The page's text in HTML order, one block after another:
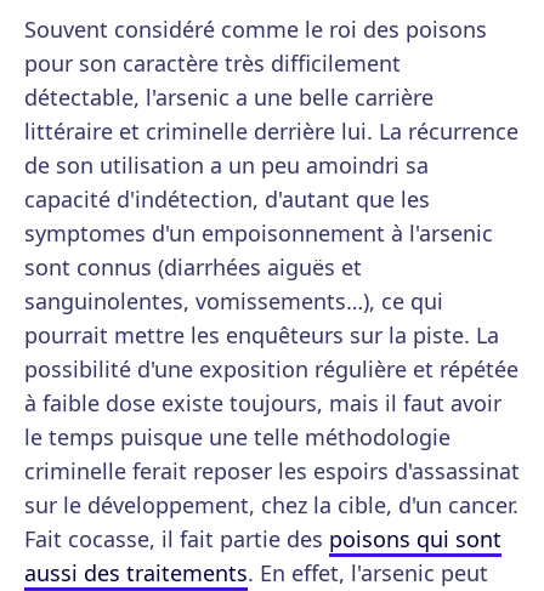
Souvent considéré comme le roi des poisons
pour son caractère très difficilement
détectable, l'arsenic a une belle carrière
littéraire et criminelle derrière lui. La récurrence
de son utilisation a un peu amoindri sa
capacité d'indétection, d'autant que les
symptomes d'un empoisonnement à l'arsenic
sont connus (diarrhées aiguës et
sanguinolentes, vomissements…), ce qui
pourrait mettre les enquêteurs sur la piste. La
possibilité d'une exposition régulière et répétée
à faible dose existe toujours, mais il faut avoir
le temps puisque une telle méthodologie
criminelle ferait reposer les espoirs d'assassinat
sur le développement, chez la cible, d'un cancer.
Fait cocasse, il fait partie des poisons qui sont
aussi des traitements. En effet, l'arsenic peut